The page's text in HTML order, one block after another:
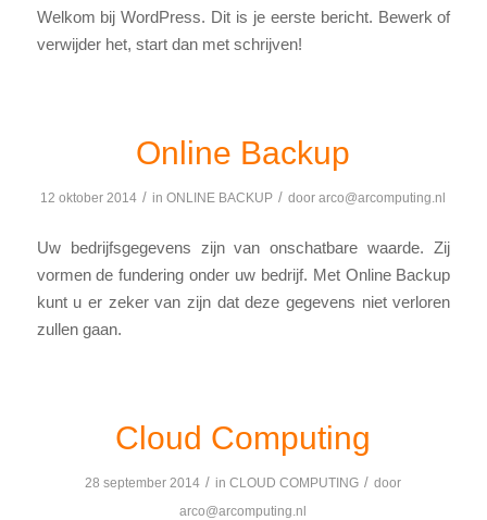
Welkom bij WordPress. Dit is je eerste bericht. Bewerk of
verwijder het, start dan met schrijven!
Online Backup
12 oktober 2014 / inONLINE BACKUP / doorarco@arcomputing.nl
Uw bedrijfsgegevens zijn van onschatbare waarde. Zij
vormen de fundering onder uw bedrijf. Met Online Backup
kunt u er zeker van zijn dat deze gegevens niet verloren
zullen gaan.
Cloud Computing
28 september 2014 / inCLOUD COMPUTING / door
arco@arcomputing.nl